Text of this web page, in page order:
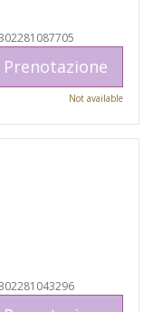
Prenotazione
Not available